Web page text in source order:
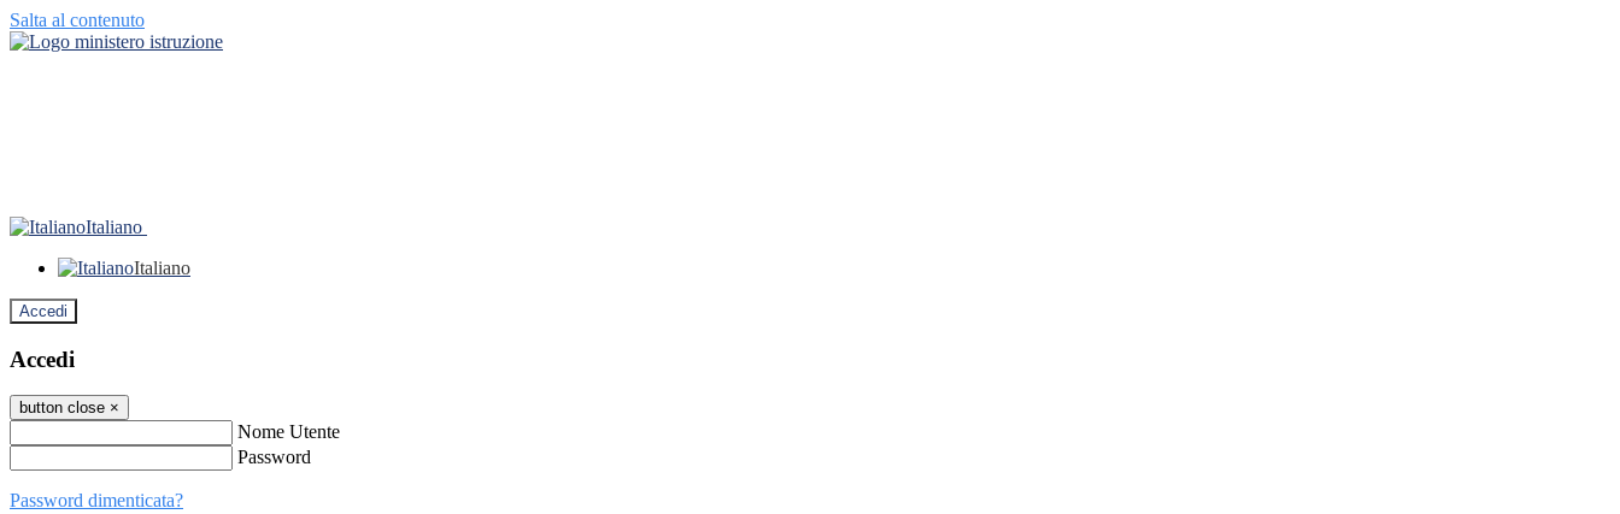
Salta al contenuto
Italiano
Italiano
Accedi
Accedi
button close ×
Nome Utente
Password
Password dimenticata?